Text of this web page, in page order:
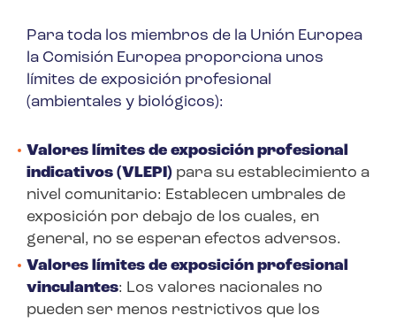
Para toda los miembros de la Unión Europea
la Comisión Europea proporciona unos
límites de exposición profesional
(ambientales y biológicos):
Valores límites de exposición profesional
indicativos (VLEPI) para su establecimiento a
nivel comunitario: Establecen umbrales de
exposición por debajo de los cuales, en
general, no se esperan efectos adversos.
Valores límites de exposición profesional
vinculantes: Los valores nacionales no
pueden ser menos restrictivos que los